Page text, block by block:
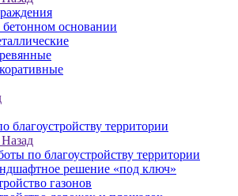
основании
благоустройству территории
Назад
по благоустройству территории
решение «под ключ»
газонов